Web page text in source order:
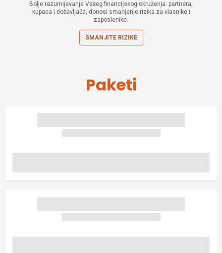
Bolje razumijevanje Vašeg financijskog okruženja: partnera,
kupaca i dobavljača, donosi smanjenje rizika za vlasnike i
zaposlenike.
SMANJITE RIZIKE
Paketi